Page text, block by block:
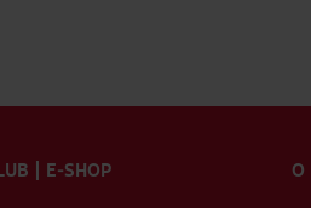
| E-SHOP O